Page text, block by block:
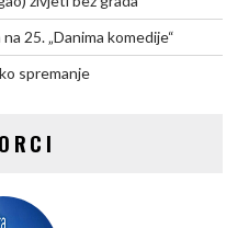
25. „Danima komedije“
spremanje